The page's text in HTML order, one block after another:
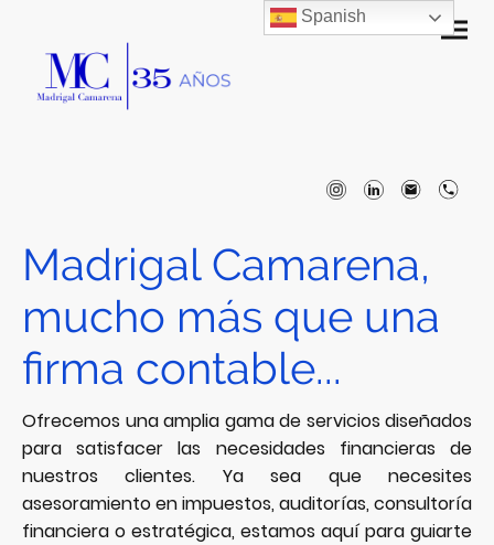
Madrigal Camarena,
mucho más que una
firma contable...
Ofrecemos una amplia gama de servicios diseñados
para satisfacer las necesidades financieras de
nuestros clientes. Ya sea que necesites
asesoramiento en impuestos, auditorías, consultoría
financiera o estratégica, estamos aquí para guiarte
Spanish